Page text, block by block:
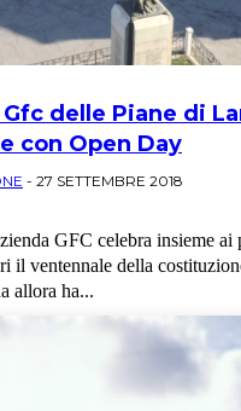
Gfc delle Piane di
con Open Day
- 27 SETTEMBRE 2018
GFC celebra insieme ai
il ventennale della
allora ha...